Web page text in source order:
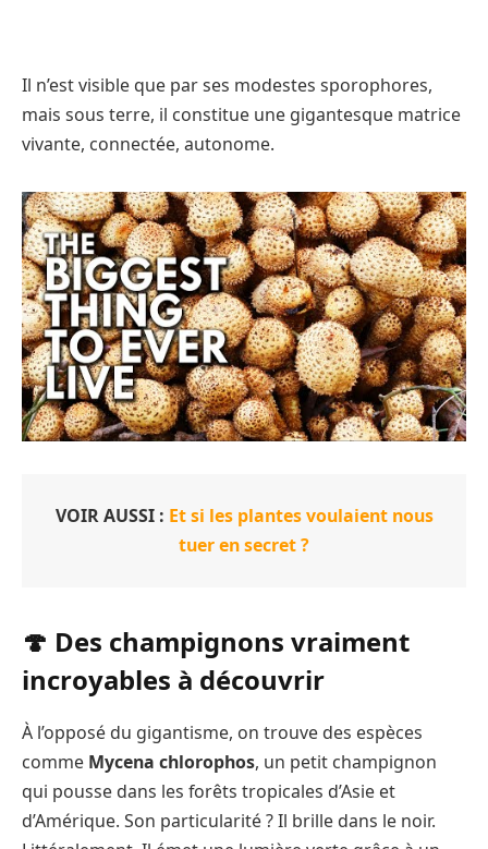
Il n’est visible que par ses modestes sporophores,
mais sous terre, il constitue une gigantesque matrice
vivante, connectée, autonome.
VOIR AUSSI : Et si les plantes voulaient nous
tuer en secret ?
🍄 Des champignons vraiment
incroyables à découvrir
À l’opposé du gigantisme, on trouve des espèces
comme Mycena chlorophos, un petit champignon
qui pousse dans les forêts tropicales d’Asie et
d’Amérique. Son particularité ? Il brille dans le noir.